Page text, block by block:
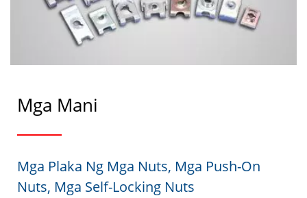
Mga Mani
Mga Plaka Ng Mga Nuts, Mga Push-On
Nuts, Mga Self-Locking Nuts